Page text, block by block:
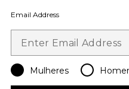
Email Address
Mulheres